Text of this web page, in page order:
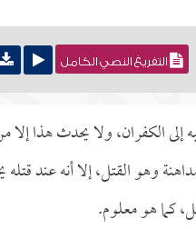
التفريغ النصي الكامل
الكفران، ولا يحدث هذا
وهو القتل، إلا أنه عند
كما هو معلوم.